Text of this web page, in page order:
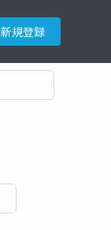
新規登録